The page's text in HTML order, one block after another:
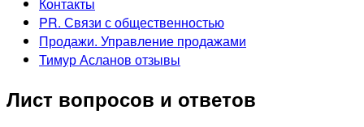
PR. Связи с общественностью
Продажи. Управление продажами
Тимур Асланов отзывы
Лист вопросов и ответов